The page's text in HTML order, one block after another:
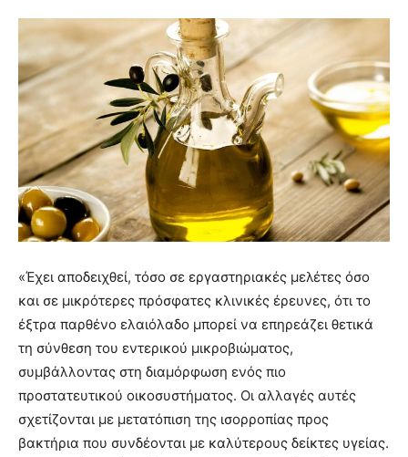
«Έχει αποδειχθεί, τόσο σε εργαστηριακές μελέτες όσο
και σε μικρότερες πρόσφατες κλινικές έρευνες, ότι το
έξτρα παρθένο ελαιόλαδο μπορεί να επηρεάζει θετικά
τη σύνθεση του εντερικού μικροβιώματος,
συμβάλλοντας στη διαμόρφωση ενός πιο
προστατευτικού οικοσυστήματος. Οι αλλαγές αυτές
σχετίζονται με μετατόπιση της ισορροπίας προς
βακτήρια που συνδέονται με καλύτερους δείκτες υγείας.